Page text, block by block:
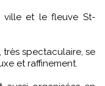
ville et le fleuve St-
spectaculaire, se
et raffinement.